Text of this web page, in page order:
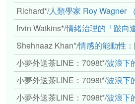
Richard*/人類學家 Roy Wagner
Irvin Watkins*/情緒治理的「跛向道」：
Shehnaaz Khan*/情感的能動性：阿米
小夢外送茶LINE：7098t*/波浪下
小夢外送茶LINE：7098t*/波浪下
小夢外送茶LINE：7098t*/波浪下